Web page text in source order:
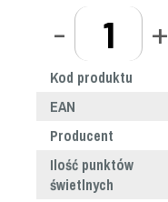
- +
Kod produktu
EAN
Producent
Ilość punktów
świetlnych